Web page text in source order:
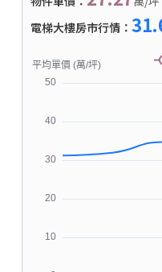
電梯大樓房市行情：